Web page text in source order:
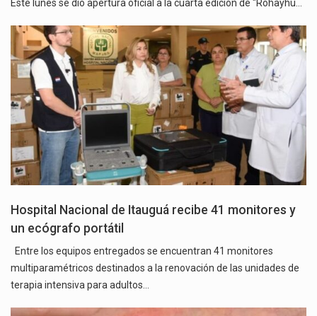
Este lunes se dio apertura oficial a la cuarta edición de "Rohayhu…
Hospital Nacional de Itauguá recibe 41 monitores y
un ecógrafo portátil
Entre los equipos entregados se encuentran 41 monitores
multiparamétricos destinados a la renovación de las unidades de
terapia intensiva para adultos…